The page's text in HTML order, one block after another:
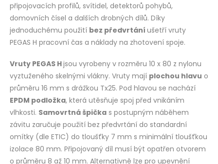
připojovacích profilů, svítidel, detektorů pohybů,
domovních čísel a dalších drobných dílů. Díky
jednoduchému použití bez předvrtání ušetří vruty
PEGAS H pracovní čas a náklady na zhotovení spoje.
Vruty PEGAS Hjsou vyrobeny v rozměru 10 x 80 z nylonu
vyztuženého skelnými vlákny. Vruty mají plochou hlavu o
průměru 16 mm s drážkou Tx25. Pod hlavou se nachází
EPDM podložka, která utěsňuje spoj před vnikáním
vlhkosti. Samovrtná špička s postupným náběhem
závitu zaručuje použití bez předvrtání do standardní
omítky (dle ETIC) do tloušťky 7 mm s minimální tloušťkou
izolace 80 mm. Připojovaný díl musí být opatřen otvorem
o průměru 8 až 10 mm. Alternativně lze pro upevnění